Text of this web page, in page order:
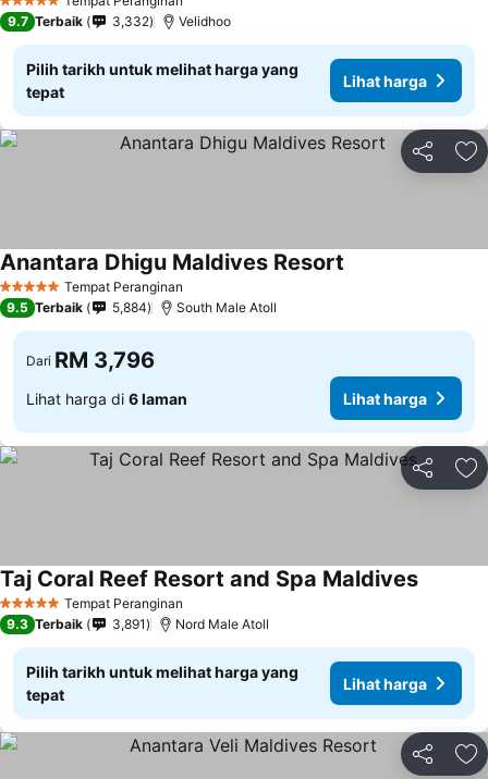
5 Bintang
9.7 Terbaik 3,332 Velidhoo
Pilih tarikh untuk melihat harga yang
tepat
Lihat harga
Kongsi
5 Bintang Tempat Peranginan
Anantara Dhigu Maldives Resort
9.5 Terbaik 5,884 South Male Atoll
Dari RM 3,796
Lihat harga di 6 laman Lihat harga
Kongsi
5 Bintang Tempat Peranginan
Taj Coral Reef Resort and Spa Maldives
9.3 Terbaik 3,891 Nord Male Atoll
Pilih tarikh untuk melihat harga yang
tepat
Lihat harga
Kongsi